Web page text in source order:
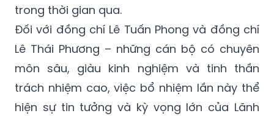
trong thời gian qua.
Đối với đồng chí Lê Tuấn Phong và đồng chí
Lê Thái Phương – những cán bộ có chuyên
môn sâu, giàu kinh nghiệm và tinh thần
trách nhiệm cao, việc bổ nhiệm lần này thể
hiện sự tin tưởng và kỳ vọng lớn của Lãnh